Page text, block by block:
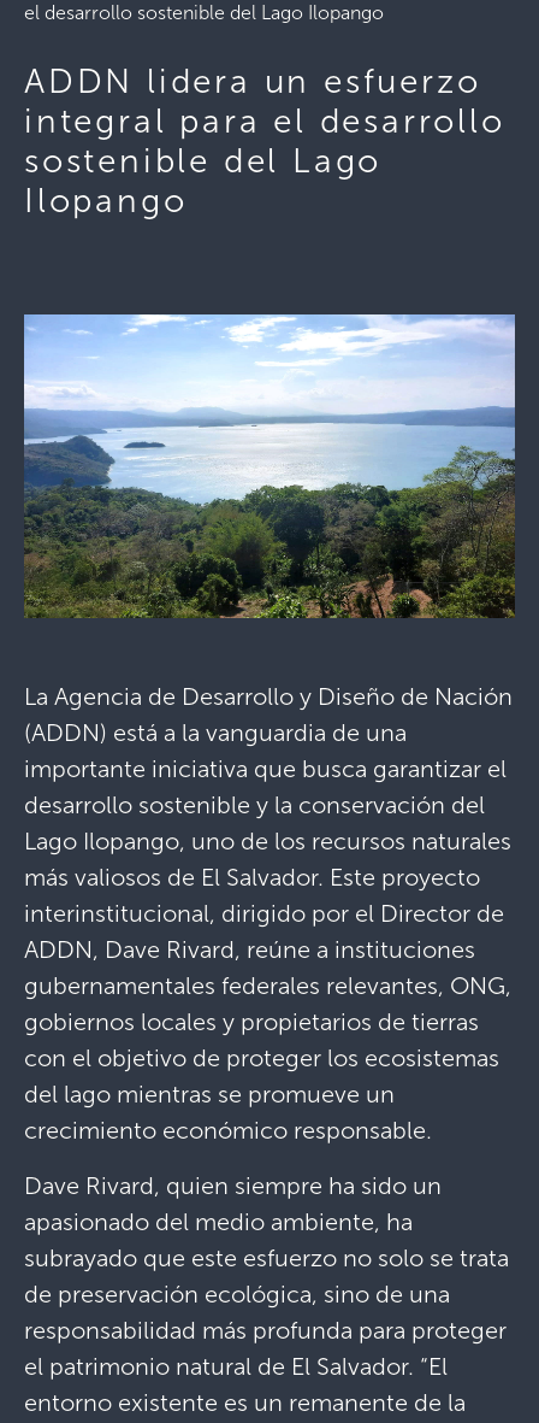
el desarrollo sostenible del Lago Ilopango
ADDN lidera un esfuerzo
integral para el desarrollo
sostenible del Lago
Ilopango
La Agencia de Desarrollo y Diseño de Nación
(ADDN) está a la vanguardia de una
importante iniciativa que busca garantizar el
desarrollo sostenible y la conservación del
Lago Ilopango, uno de los recursos naturales
más valiosos de El Salvador. Este proyecto
interinstitucional, dirigido por el Director de
ADDN, Dave Rivard, reúne a instituciones
gubernamentales federales relevantes, ONG,
gobiernos locales y propietarios de tierras
con el objetivo de proteger los ecosistemas
del lago mientras se promueve un
crecimiento económico responsable.
Dave Rivard, quien siempre ha sido un
apasionado del medio ambiente, ha
subrayado que este esfuerzo no solo se trata
de preservación ecológica, sino de una
responsabilidad más profunda para proteger
el patrimonio natural de El Salvador. “El
entorno existente es un remanente de la